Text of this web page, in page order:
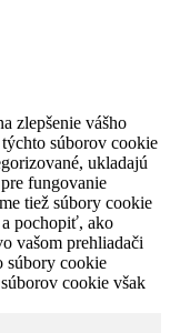
zlepšenie vášho
súborov cookie
ukladajú
fungovanie
tiež súbory cookie
pochopiť, ako
vašom prehliadači
súbory cookie
cookie však